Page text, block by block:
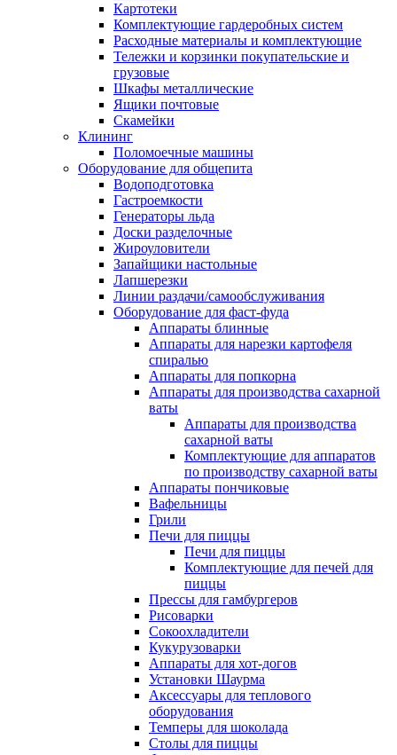
Картотеки
Комплектующие гардеробных систем
Расходные материалы и комплектующие
Тележки и корзинки покупательские и
грузовые
Шкафы металлические
Ящики почтовые
Скамейки
Клининг
Поломоечные машины
Оборудование для общепита
Водоподготовка
Гастроемкости
Генераторы льда
Доски разделочные
Жироуловители
Запайщики настольные
Лапшерезки
Линии раздачи/самообслуживания
Оборудование для фаст-фуда
Аппараты блинные
Аппараты для нарезки картофеля
спиралью
Аппараты для попкорна
Аппараты для производства сахарной
ваты
Аппараты для производства
сахарной ваты
Комплектующие для аппаратов
по производству сахарной ваты
Аппараты пончиковые
Вафельницы
Грили
Печи для пиццы
Печи для пиццы
Комплектующие для печей для
пиццы
Прессы для гамбургеров
Рисоварки
Сокоохладители
Кукурузоварки
Аппараты для хот-догов
Установки Шаурма
Аксессуары для теплового
оборудования
Темперы для шоколада
Столы для пиццы